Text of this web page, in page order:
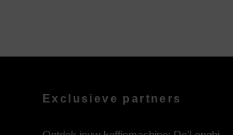
Exclusieve partners